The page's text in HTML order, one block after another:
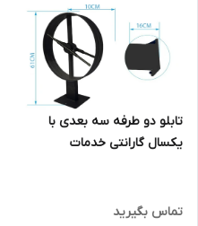
تابلو دو طرفه سه بعدی با
یکسال گارانتی خدمات
تماس بگیرید